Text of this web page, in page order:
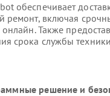
обеспечивает
ремонт, включая
онлайн. Также
срока службы техники
решение и